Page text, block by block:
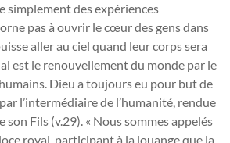
simplement des expériences
pas à ouvrir le cœur des gens dans
aller au ciel quand leur corps sera
est le renouvellement du monde par le
Dieu a toujours eu pour but de
l’intermédiaire de l’humanité, rendue
son Fils (v.29). « Nous sommes appelés
royal, participant à la louange que la